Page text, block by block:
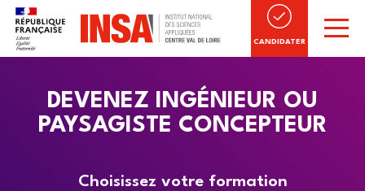
CANDIDATER
DEVENEZ INGÉNIEUR OU
PAYSAGISTE CONCEPTEUR
Choisissez votre formation